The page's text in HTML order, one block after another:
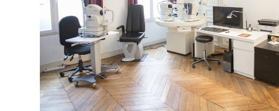
Salle de consultations d’ophtalmologie